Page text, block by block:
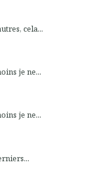
cela...
je ne...
je ne...